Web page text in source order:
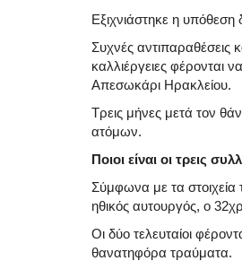
Εξιχνιάστηκε η
Συχνές αντιπαραθέσεις
καλλιέργειες φέρονται
Απεσωκάρι Ηρακλείου.
Τρεις μήνες μετά τον
ατόμων.
Ποιοι είναι οι τρεις
Σύμφωνα με τα στοιχεία
ηθικός αυτουργός, ο
Οι δύο τελευταίοι
θανατηφόρα τραύματα.